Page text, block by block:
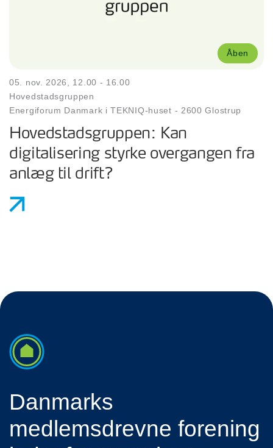
Åben
05. nov. 2026, 12.00 - 16.00
Hovedstadsgruppen
Energiforum Danmark i TEKNIQ-huset - 2600 Glostrup
Hovedstadsgruppen: Kan
digitalisering styrke overgangen fra
anlæg til drift?
Danmarks
medlemsdrevne forening